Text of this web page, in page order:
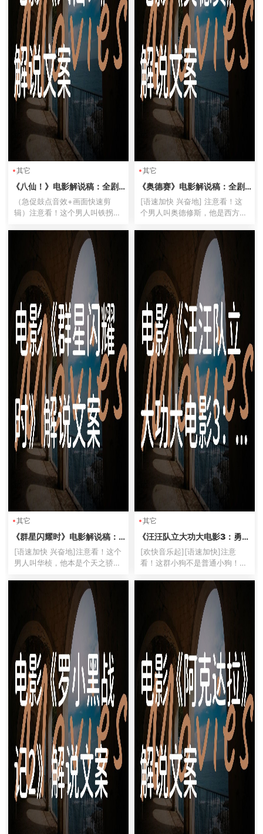
其它
《八仙！》电影解说稿：全剧
情讲解+彩蛋盘点（影视解说文
案）
（急促鼓点音效+画面快速剪
辑）注意看！这个男人叫铁拐
台！这位美女叫何仙姑！她居然
用荷花当冲浪板！（画面定格）
这八个神仙的操作实在太秀了！
今天带你看2024年最离谱的仙
其它
《奥德赛》电影解说稿：全剧
情讲解+隐藏细节（影视解说文
案）
[语速加快 兴奋地] 注意看！这
个男人叫奥德修斯，他是西方文
刀剑碰撞声] 特洛伊战争打了十
年没拿下，他一个木马计直接偷
家成功！但真正的考验才刚刚开
始——[语气突然低沉]...
其它
《群星闪耀时》电影解说稿：
全剧情讲解+彩蛋盘点（影视解
说文案）
[语速加快 兴奋地]注意看！这个
男人叫华桢，他本是个天之骄
来将星！但就因为一次偶然的善
意，他的人生彻底偏离了轨道！
[背景音乐渐强]这就是今天要给
大家解说的年度品质大剧——
其它
《汪汪队立大功大电影3：勇闯
恐龙岛》电影解说稿：故事梳
理+隐藏细节（影视解说文案）
[欢快音乐起][语速加快]注意
看！这群小狗不是普通小狗！他
超级英雄！而且这次——他们居
然要穿越时空！去恐龙时代冒
险！[镜头切换]没错！这就是20
23年最受期待的动画大片《汪...